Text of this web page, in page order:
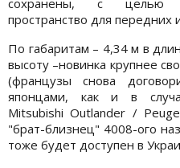
сохранены, с целью
пространство для передних
По габаритам – 4,34 м в
высоту –новинка крупнее
(французы снова
японцами, как и в
Mitsubishi Outlander /
"брат-близнец" 4008-ого
тоже будет доступен в